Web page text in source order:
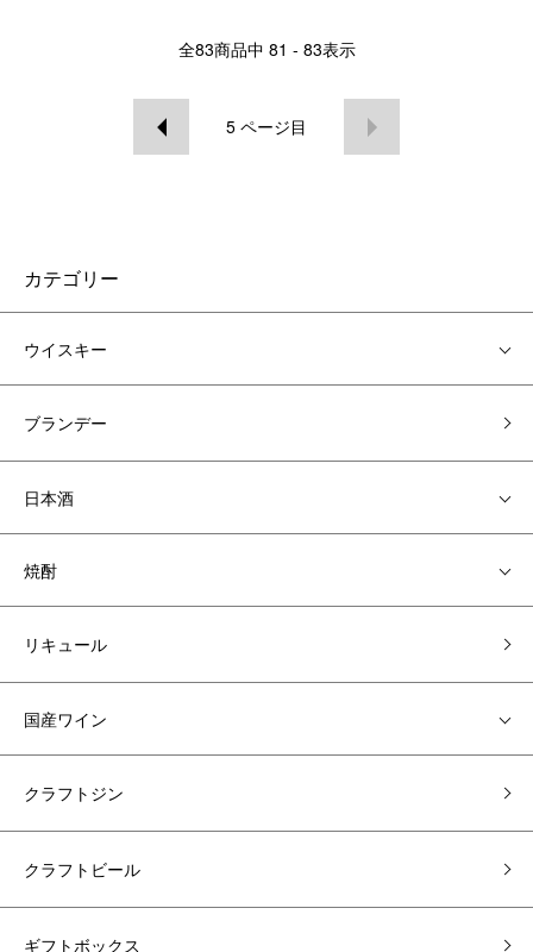
全83商品中 81 - 83表示
5 ページ目
カテゴリー
ウイスキー
ブランデー
日本酒
焼酎
リキュール
国産ワイン
クラフトジン
クラフトビール
ギフトボックス